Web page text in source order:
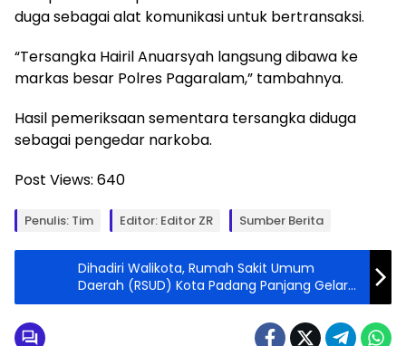
duga sebagai alat komunikasi untuk bertransaksi.
“Tersangka Hairil Anuarsyah langsung dibawa ke
markas besar Polres Pagaralam,” tambahnya.
Hasil pemeriksaan sementara tersangka diduga
sebagai pengedar narkoba.
Post Views: 640
Penulis: Tim Editor: Editor ZR Sumber Berita
Dihadiri Walikota, Rumah Sakit Umum
Daerah (RSUD) Kota Padang Panjang Gelar
Pengajian Bersama UAS